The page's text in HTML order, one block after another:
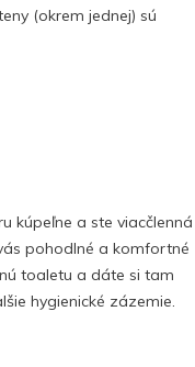
(okrem jednej) sú
kúpeľne a ste viacčlenná
pohodlné a komfortné
toaletu a dáte si tam
hygienické zázemie.